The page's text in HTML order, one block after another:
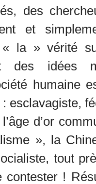
des
et
« la » vérité
des idées
humaine
esclavagiste,
d’or
», la
tout
contester !